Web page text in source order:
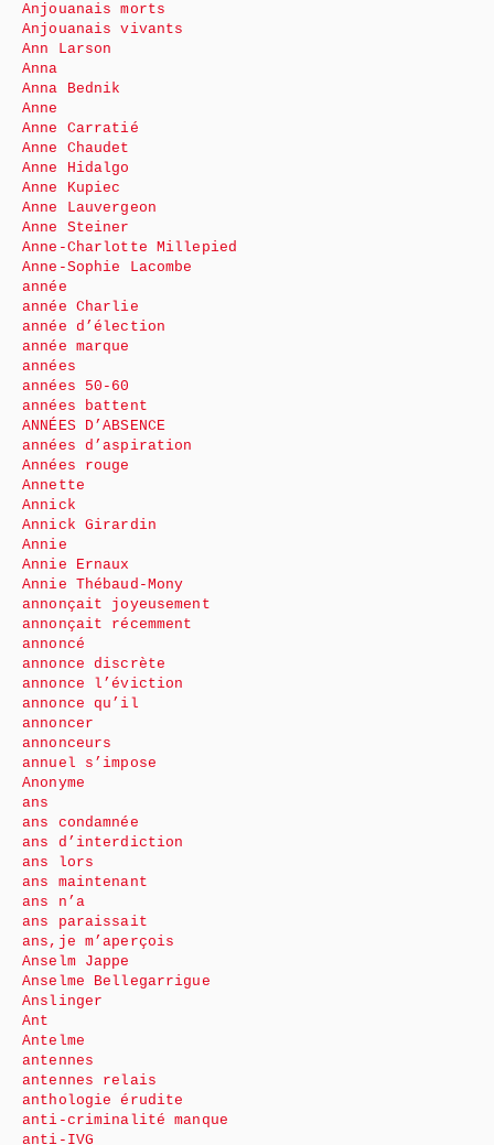
Anjouanais morts
Anjouanais vivants
Ann Larson
Anna
Anna Bednik
Anne
Anne Carratié
Anne Chaudet
Anne Hidalgo
Anne Kupiec
Anne Lauvergeon
Anne Steiner
Anne-Charlotte Millepied
Anne-Sophie Lacombe
année
année Charlie
année d’élection
année marque
années
années 50-60
années battent
ANNÉES D’ABSENCE
années d’aspiration
Années rouge
Annette
Annick
Annick Girardin
Annie
Annie Ernaux
Annie Thébaud-Mony
annonçait joyeusement
annonçait récemment
annoncé
annonce discrète
annonce l’éviction
annonce qu’il
annoncer
annonceurs
annuel s’impose
Anonyme
ans
ans condamnée
ans d’interdiction
ans lors
ans maintenant
ans n’a
ans paraissait
ans,je m’aperçois
Anselm Jappe
Anselme Bellegarrigue
Anslinger
Ant
Antelme
antennes
antennes relais
anthologie érudite
anti-criminalité manque
anti-IVG